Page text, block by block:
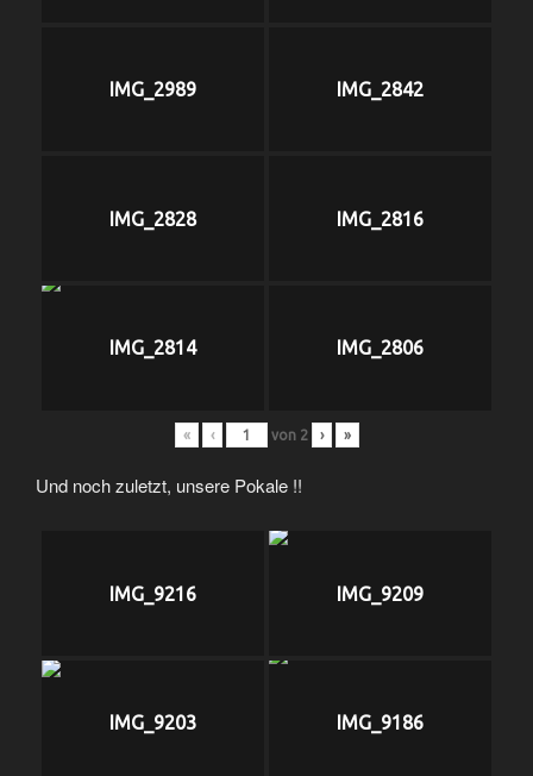
IMG_2989 IMG_2842
IMG_2828 IMG_2816
IMG_2814 IMG_2806
« ‹ von 2 › »
Und noch zuletzt, unsere Pokale !!
IMG_9216 IMG_9209
IMG_9203 IMG_9186